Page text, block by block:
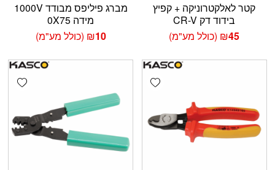
קטר לאלקטרוניקה + קפיץ
בידוד דק CR-V
₪45 (כולל מע"מ)
מברג פיליפס מבודד 1000V
מידה 0X75
₪10 (כולל מע"מ)
Add wishlist